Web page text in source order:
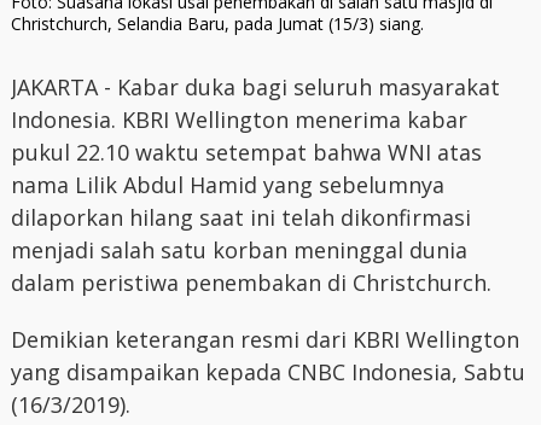
Christchurch, Selandia Baru, pada Jumat (15/3) siang.
JAKARTA - Kabar duka bagi seluruh masyarakat
Indonesia. KBRI Wellington menerima kabar
pukul 22.10 waktu setempat bahwa WNI atas
nama Lilik Abdul Hamid yang sebelumnya
dilaporkan hilang saat ini telah dikonfirmasi
menjadi salah satu korban meninggal dunia
dalam peristiwa penembakan di Christchurch.
Demikian keterangan resmi dari KBRI Wellington
yang disampaikan kepada CNBC Indonesia, Sabtu
(16/3/2019).